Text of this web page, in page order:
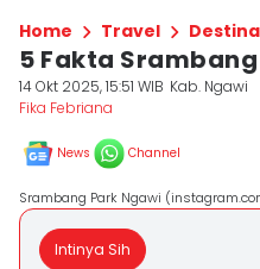
Home Travel
5 Fakta
14 Okt 2025, 15:51 WIB Kab. Ngawi
Fika Febriana
News Channel
Srambang Park Ngawi
Intinya Sih